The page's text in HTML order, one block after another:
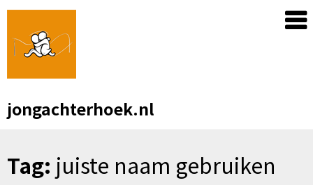
Skip
content
jongachterhoek.nl
Tag: juiste naam gebruiken